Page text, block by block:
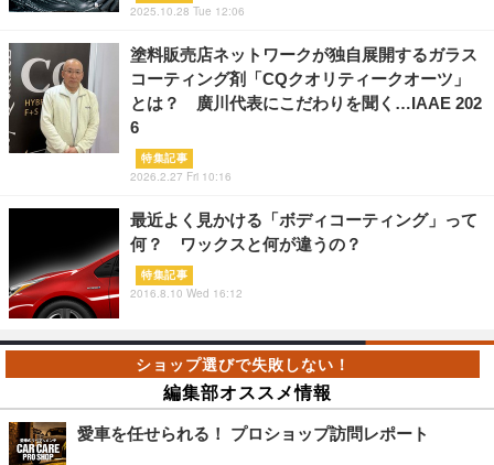
2025.10.28 Tue 12:06
塗料販売店ネットワークが独自展開するガラス
コーティング剤「CQクオリティークオーツ」
とは？ 廣川代表にこだわりを聞く…IAAE 202
6
特集記事
2026.2.27 Fri 10:16
最近よく見かける「ボディコーティング」って
何？ ワックスと何が違うの？
特集記事
2016.8.10 Wed 16:12
編集部オススメ情報
愛車を任せられる！ プロショップ訪問レポート